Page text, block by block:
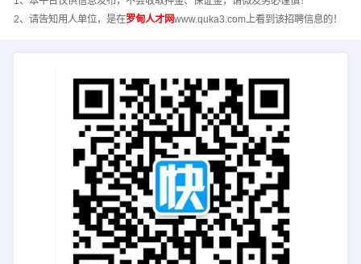
2、请告知用人单位，是在罗甸人才网www.quka3.com上看到该招聘信息的！